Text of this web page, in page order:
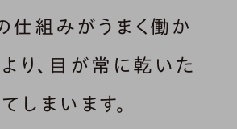
仕組みがうまく働か
り、目が常に乾いた
しまいます。